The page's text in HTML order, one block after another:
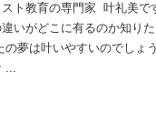
ト教育の専門家 叶礼美で
いがどこに有るのか知り
の夢は叶いやすいのでしょ
...